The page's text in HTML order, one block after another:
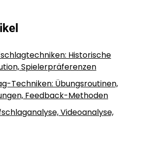
Historische
Spielerpräferenzen
Techniken: Übungsroutinen,
Feedback-Methoden
Videoanalyse,